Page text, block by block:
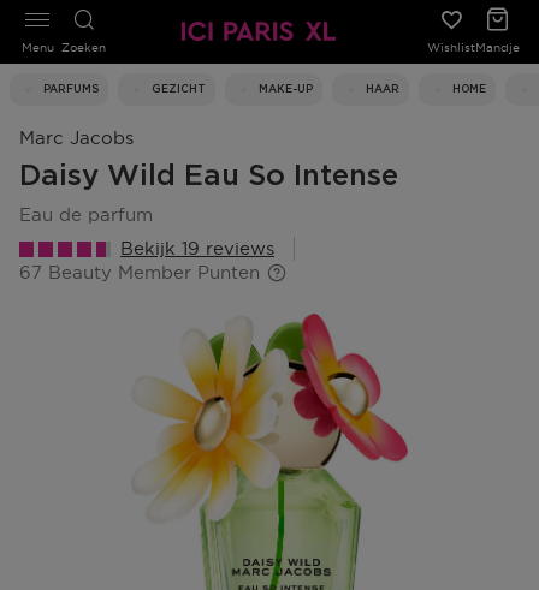
Zoeken WishlistMandje
PARFUMS GEZICHT MAKE-UP HAAR HOME
Menu
Marc Jacobs
Daisy Wild Eau So Intense
eau de parfum
Bekijk 19 reviews
67 Beauty Member Punten